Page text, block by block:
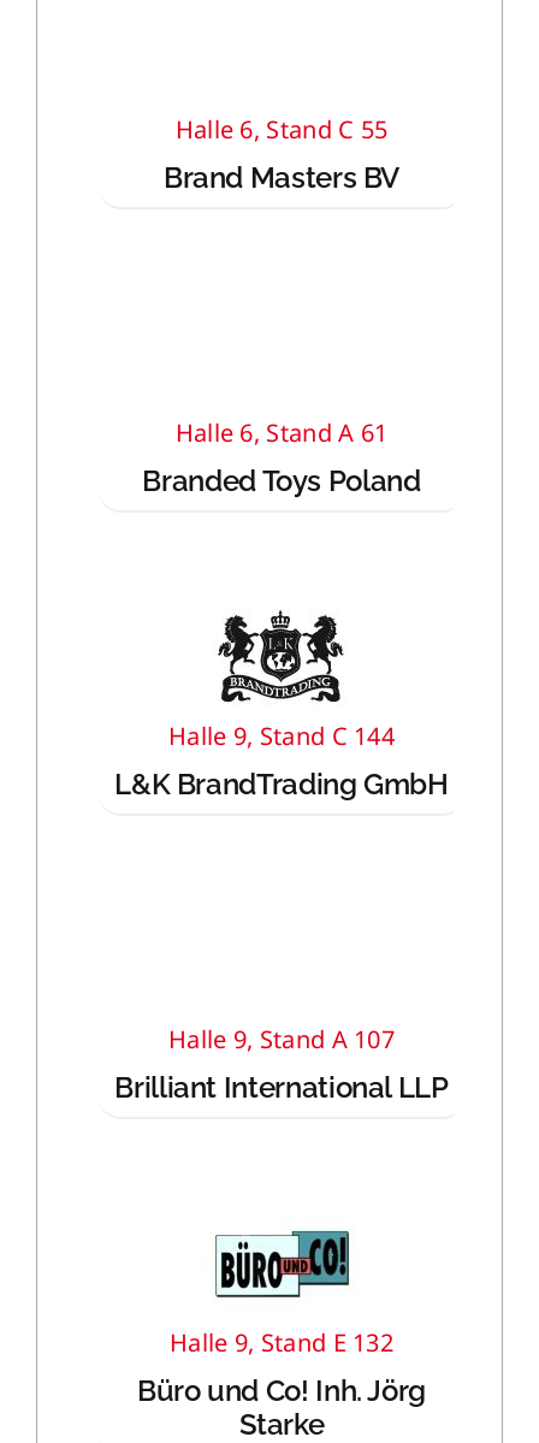
Halle 6, Stand C 55
Brand Masters BV
Halle 6, Stand A 61
Branded Toys Poland
Halle 9, Stand C 144
L&K BrandTrading GmbH
Halle 9, Stand A 107
Brilliant International LLP
Halle 9, Stand E 132
Büro und Co! Inh. Jörg
Starke